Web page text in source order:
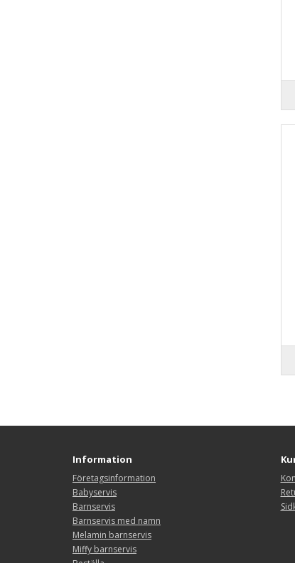
Information
Företagsinformation
Babyservis
Barnservis
Barnservis med namn
Melamin barnservis
Miffy barnservis